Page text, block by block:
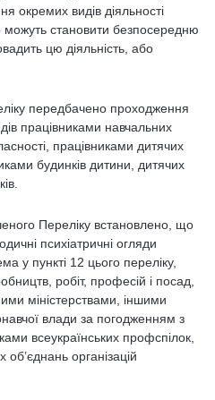
окремих видів діяльності
становити безпосередню
цю діяльність, або
передбачено проходження
працівниками навчальних
працівниками дитячих
будинків дитини, дитячих
Переліку встановлено, що
психіатричні огляди
у пункті 12 цього переліку,
робіт, професій і посад,
міністерствами, іншими
влади за погодженням з
всеукраїнських профспілок,
об’єднань організацій